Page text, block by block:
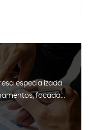
especializada
focada...